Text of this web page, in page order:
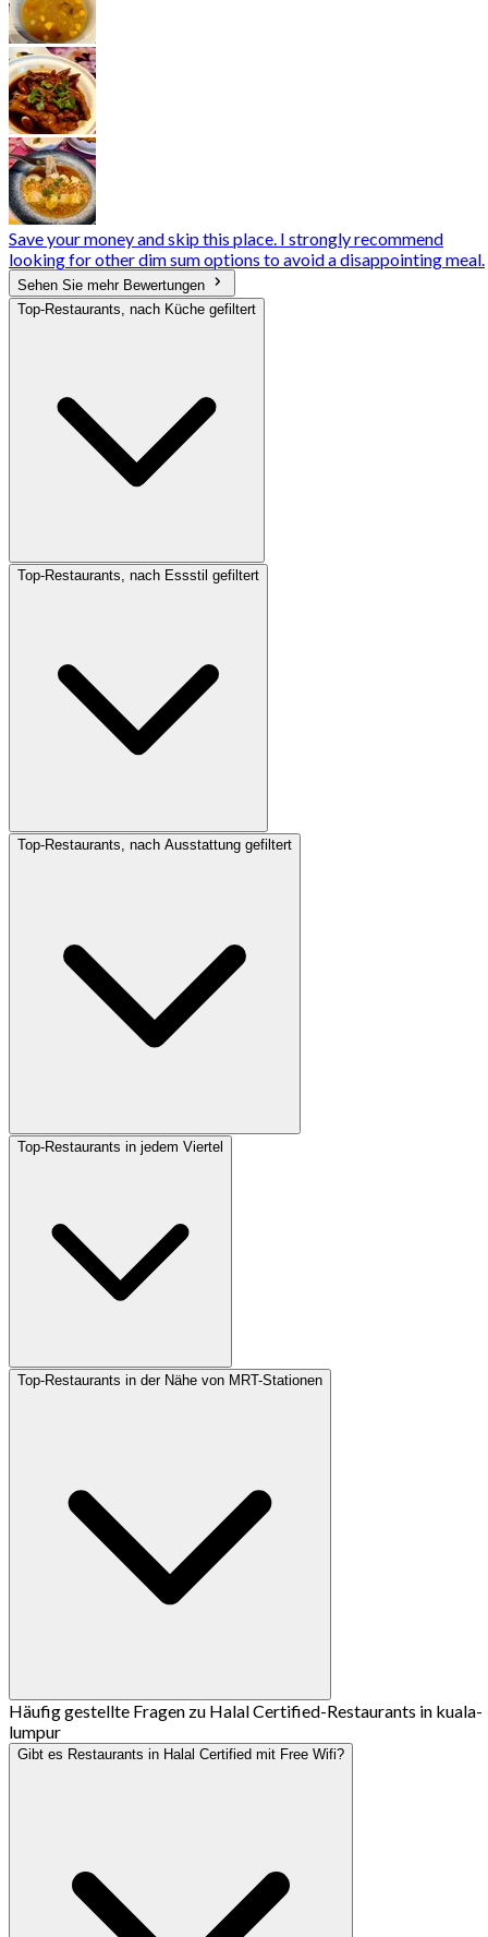
Save your money and skip this place. I strongly recommend
looking for other dim sum options to avoid a disappointing meal.
Sehen Sie mehr Bewertungen
Top-Restaurants, nach Küche gefiltert
Top-Restaurants, nach Essstil gefiltert
Top-Restaurants, nach Ausstattung gefiltert
Top-Restaurants in jedem Viertel
Top-Restaurants in der Nähe von MRT-Stationen
Häufig gestellte Fragen zu Halal Certified-Restaurants in kuala-
lumpur
Gibt es Restaurants in Halal Certified mit Free Wifi?